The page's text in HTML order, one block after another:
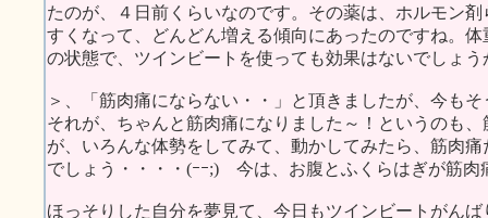
たのが、４日前くらいなのです。その薬は、ホルモン
すくなって、どんどん増える傾向にあったのですね。
の状態で、ツインビートを使っても効果はないでしょう
＞、「筋肉痛にならない・・」と頂きましたが、今も
それが、ちゃんと筋肉痛になりました～！というのも
が、いろんな体勢をしてみて、動かしてみたら、筋肉
でしょう・・・・(ｰｰ;) 今は、お腹とふくらはぎが筋肉
ほっそりした自分を夢見て、今日もツインビートがんば